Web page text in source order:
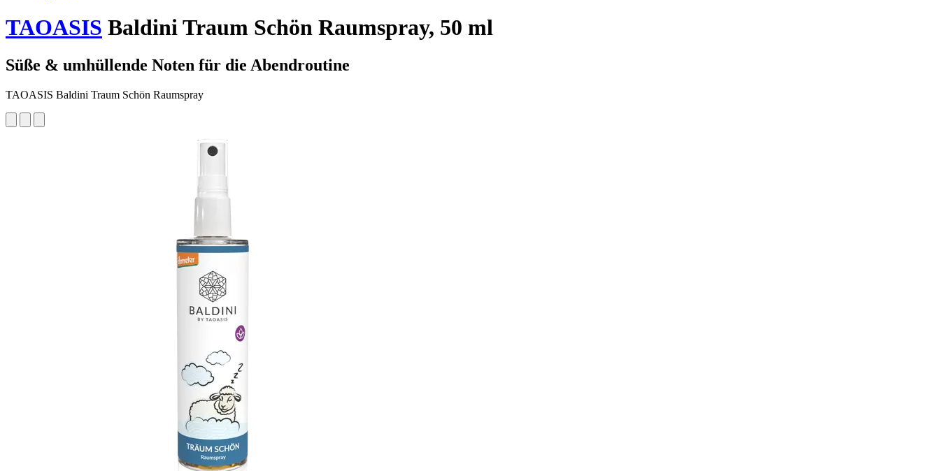
TAOASIS Baldini Traum Schön Raumspray, 50 ml
Süße & umhüllende Noten für die Abendroutine
TAOASIS Baldini Traum Schön Raumspray